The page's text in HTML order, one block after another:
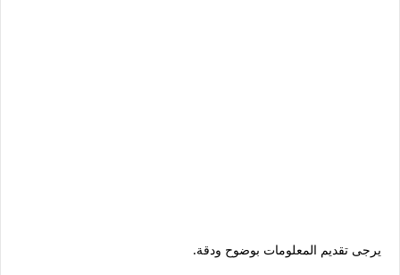
يرجى تقديم المعلومات بوضوح ودقة.